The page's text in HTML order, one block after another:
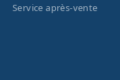
Service après-vente